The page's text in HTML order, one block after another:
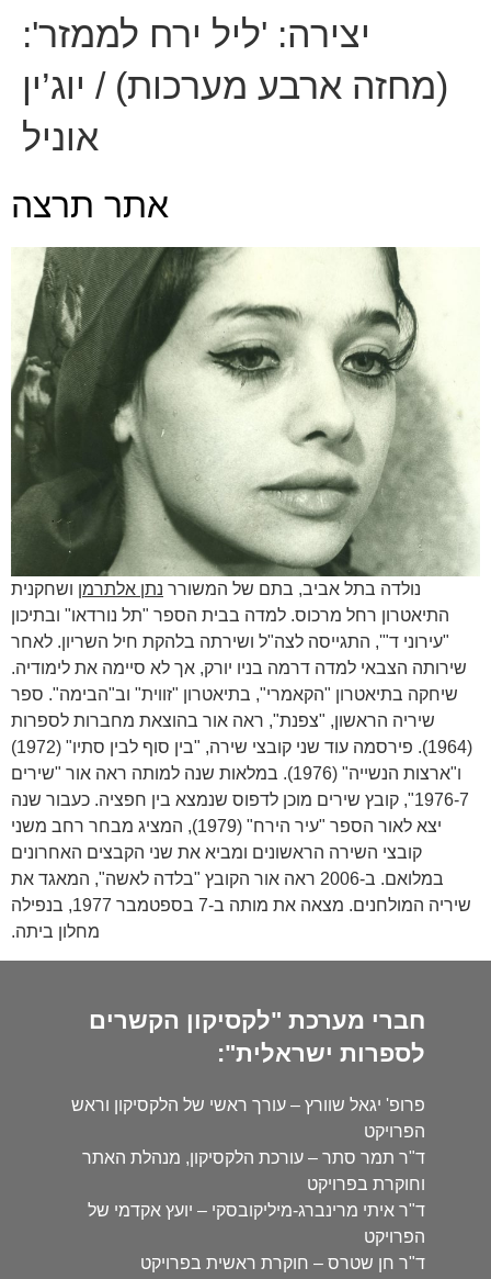
יצירה: 'ליל ירח לממזר':
(מחזה ארבע מערכות) / יוג’ין
אוניל
אתר תרצה
נולדה בתל אביב, בתם של המשורר נתן אלתרמן ושחקנית
התיאטרון רחל מרכוס. למדה בבית הספר "תל נורדאו" ובתיכון
"עירוני ד"', התגייסה לצה"ל ושירתה בלהקת חיל השריון. לאחר
שירותה הצבאי למדה דרמה בניו יורק, אך לא סיימה את לימודיה.
שיחקה בתיאטרון "הקאמרי", בתיאטרון "זווית" וב"הבימה". ספר
שיריה הראשון, "צפנת", ראה אור בהוצאת מחברות לספרות
(1964). פירסמה עוד שני קובצי שירה, "בין סוף לבין סתיו" (1972)
ו"ארצות הנשייה" (1976). במלאות שנה למותה ראה אור "שירים
1976-7", קובץ שירים מוכן לדפוס שנמצא בין חפציה. כעבור שנה
יצא לאור הספר "עיר הירח" (1979), המציג מבחר רחב משני
קובצי השירה הראשונים ומביא את שני הקבצים האחרונים
במלואם. ב-2006 ראה אור הקובץ "בלדה לאשה", המאגד את
שיריה המולחנים. מצאה את מותה ב-7 בספטמבר 1977, בנפילה
מחלון ביתה.
חברי מערכת "לקסיקון הקשרים
לספרות ישראלית":
פרופ' יגאל שוורץ – עורך ראשי של הלקסיקון וראש
הפרויקט
ד"ר תמר סתר – עורכת הלקסיקון, מנהלת האתר
וחוקרת בפרויקט
ד"ר איתי מרינברג-מיליקובסקי – יועץ אקדמי של
הפרויקט
ד"ר חן שטרס – חוקרת ראשית בפרויקט